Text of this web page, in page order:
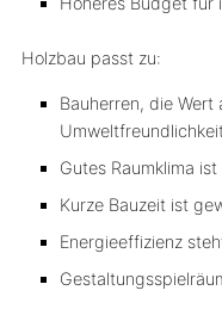
Holzbau passt zu:
Bauherren, die
Gutes Raumklima
Kurze Bauzeit ist
Energieeffizienz